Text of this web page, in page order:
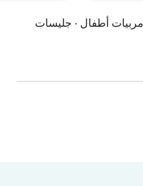
أطفال · جليسات